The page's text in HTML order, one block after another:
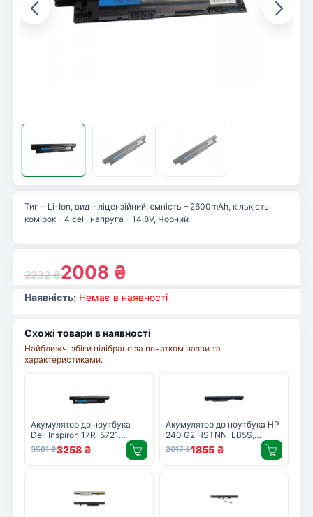
2232₴2008 ₴
Тип – Li-Ion, вид – ліцензійний, ємність – 2600mAh, кількість
комірок – 4 cell, напруга – 14.8V, Чорний
Наявність: Немає в наявності
Схожі товари в наявності
Найближчі збіги підібрано за початком назви та
характеристиками.
Акумулятор до ноутбука
Dell Inspiron 17R-5721
MR90Y 65Wh (5800mAh)
6cell 11.1V Li-ion (A41825)
3581₴3258 ₴
Акумулятор до ноутбука HP
240 G2 HSTNN-LB5S,
2600mAh, 4cell, 14.8V, Li-ion
(A47238)
2017₴1855 ₴